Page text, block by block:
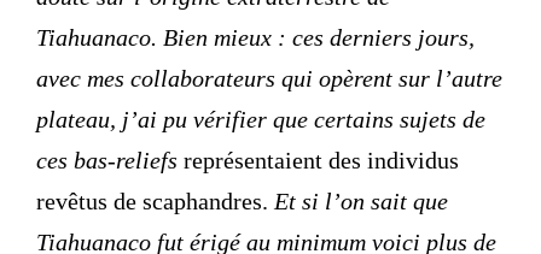
Tiahuanaco. Bien mieux : ces derniers jours,
avec mes collaborateurs qui opèrent sur l’autre
plateau, j’ai pu vérifier que certains sujets de
ces bas-reliefs représentaient des individus
revêtus de scaphandres. Et si l’on sait que
Tiahuanaco fut érigé au minimum voici plus de